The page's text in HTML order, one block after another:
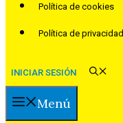
Política de cookies
Política de privacidad
INICIAR SESIÓN
Menú